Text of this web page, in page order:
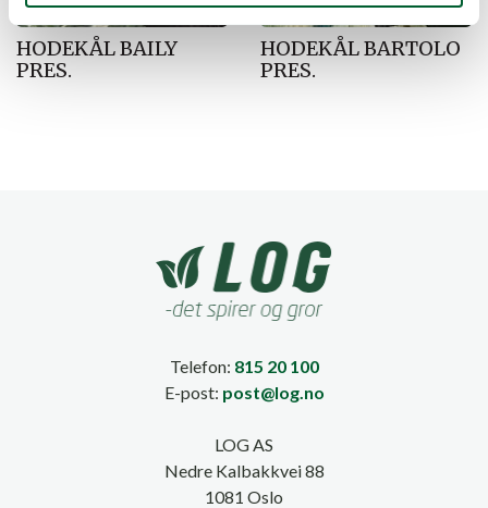
HODEKÅL BAILY
PRES.
HODEKÅL BARTOLO
PRES.
Telefon: 815 20 100
E-post: post@log.no
LOG AS
Nedre Kalbakkvei 88
1081 Oslo